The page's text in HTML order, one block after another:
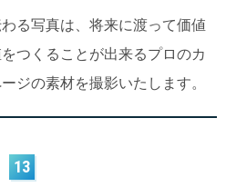
る写真は、将来に渡って価値
つくることが出来るプロのカ
ジの素材を撮影いたします。
13